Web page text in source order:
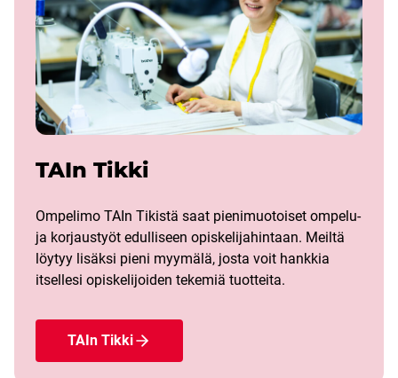
TAIn Tikki
Ompelimo TAIn Tikistä saat pienimuotoiset ompelu-
ja korjaustyöt edulliseen opiskelijahintaan. Meiltä
löytyy lisäksi pieni myymälä, josta voit hankkia
itsellesi opiskelijoiden tekemiä tuotteita.
TAIn Tikki